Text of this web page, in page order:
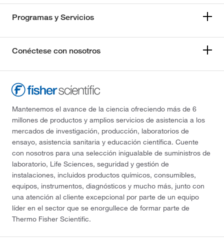
Programas y Servicios
Conéctese con nosotros
Mantenemos el avance de la ciencia ofreciendo más de 6
millones de productos y amplios servicios de asistencia a los
mercados de investigación, producción, laboratorios de
ensayo, asistencia sanitaria y educación científica. Cuente
con nosotros para una selección inigualable de suministros de
laboratorio, Life Sciences, seguridad y gestión de
instalaciones, incluidos productos químicos, consumibles,
equipos, instrumentos, diagnósticos y mucho más, junto con
una atención al cliente excepcional por parte de un equipo
líder en el sector que se enorgullece de formar parte de
Thermo Fisher Scientific.